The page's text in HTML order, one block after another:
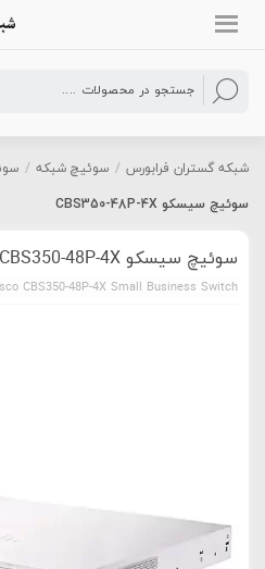
شبکه گستران فرابورس / سوئیچ شبکه /
سوئیچ سیسکو CBS350-48P-4X
سوئیچ سیسکو CBS350-48P-4X
CBS350-48P-4X Small Business Switch